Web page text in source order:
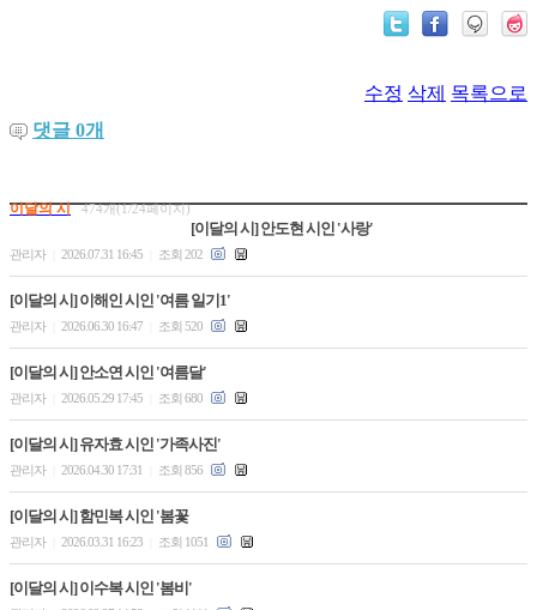
수정 삭제 목록으로
댓글 0개
이달의 시 474개(1/24페이지)
[이달의 시] 안도현 시인 '사랑'
관리자 2026.07.31 16:45 조회 202
[이달의 시] 이해인 시인 '여름 일기1'
관리자 2026.06.30 16:47 조회 520
[이달의 시] 안소연 시인 '여름달'
관리자 2026.05.29 17:45 조회 680
[이달의 시] 유자효 시인 '가족사진'
관리자 2026.04.30 17:31 조회 856
[이달의 시] 함민복 시인 '봄꽃
관리자 2026.03.31 16:23 조회 1051
[이달의 시] 이수복 시인 '봄비'